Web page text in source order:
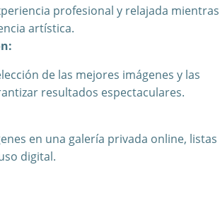
profesional y relajada mientras
artística.
de las mejores imágenes y las
resultados espectaculares.
en una galería privada online, listas
digital.